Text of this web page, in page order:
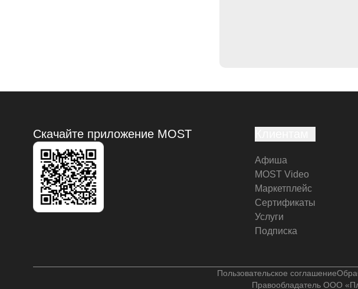
Скачайте приложение MOST
Афиша
MOST Video
Маркетплейс
Сертификаты
Услуги
Подписка
Пользовательское соглашение
Правообладатель ООО